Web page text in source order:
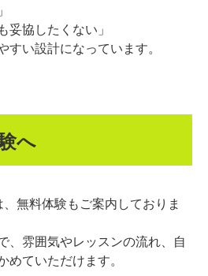
妥協したくない」
い設計になっています。
へ
無料体験もご案内しておりま
、雰囲気やレッスンの流れ、自
ていただけます。